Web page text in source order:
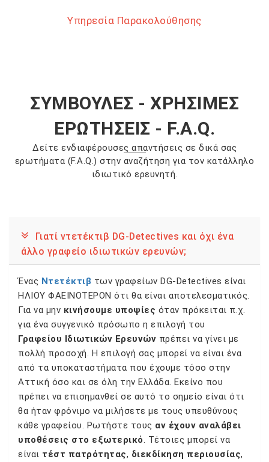
Υπηρεσία Παρακολούθησης
ΣΥΜΒΟΥΛΕΣ - ΧΡΗΣΙΜΕΣ
ΕΡΩΤΗΣΕΙΣ - F.A.Q.
Δείτε ενδιαφέρουσες απαντήσεις σε δικά σας
ερωτήματα (F.A.Q.) στην αναζήτηση για τον κατάλληλο
ιδιωτικό ερευνητή.
Γιατί ντετέκτιβ DG-Detectives και όχι ένα
άλλο γραφείο ιδιωτικών ερευνών;
Ένας Ντετέκτιβ των γραφείων DG-Detectives είναι
ΗΛΙΟΥ ΦΑΕΙΝΟΤΕΡΟΝ ότι θα είναι αποτελεσματικός.
Για να μην κινήσουμε υποψίες όταν πρόκειται π.χ.
για ένα συγγενικό πρόσωπο η επιλογή του
Γραφείου Ιδιωτικών Ερευνών πρέπει να γίνει με
πολλή προσοχή. Η επιλογή σας μπορεί να είναι ένα
από τα υποκαταστήματα που έχουμε τόσο στην
Αττική όσο και σε όλη την Ελλάδα. Εκείνο που
πρέπει να επισημανθεί σε αυτό το σημείο είναι ότι
θα ήταν φρόνιμο να μιλήσετε με τους υπευθύνους
κάθε γραφείου. Ρωτήστε τους αν έχουν αναλάβει
υποθέσεις στο εξωτερικό. Τέτοιες μπορεί να
είναι τέστ πατρότητας, διεκδίκηση περιουσίας,